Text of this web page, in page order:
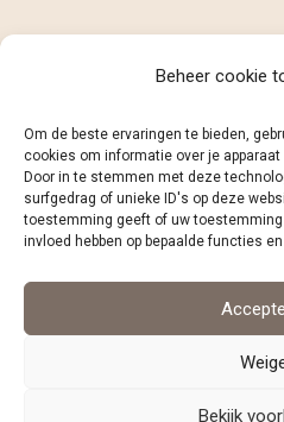
Beheer cookie
Om de beste ervaringen te bieden,
cookies om informatie over je
Door in te stemmen met deze
surfgedrag of unieke ID's op deze
toestemming geeft of uw
invloed hebben op bepaalde functies
Bekijk
B-8020
+32 (0)468
Volg